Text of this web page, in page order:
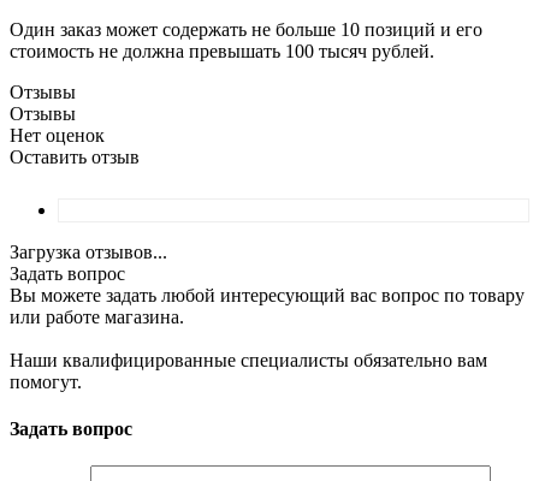
Один заказ может содержать не больше 10 позиций и его
стоимость не должна превышать 100 тысяч рублей.
Отзывы
Отзывы
Нет оценок
Оставить отзыв
Загрузка отзывов...
Задать вопрос
Вы можете задать любой интересующий вас вопрос по товару
или работе магазина.
Наши квалифицированные специалисты обязательно вам
помогут.
Задать вопрос